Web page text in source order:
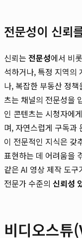
전문성이 신뢰
신뢰는 전문성에서 비
석하거나, 특정 지역의
나, 복잡한 부동산 정
츠는 채널의 전문성을
인 콘텐츠는 시청자에
며, 자연스럽게 구독과
이 전문적인 지식은 갖
표현하는 데 어려움을
같은 AI 영상 제작 도
전문가 수준의 신뢰성
비디오스